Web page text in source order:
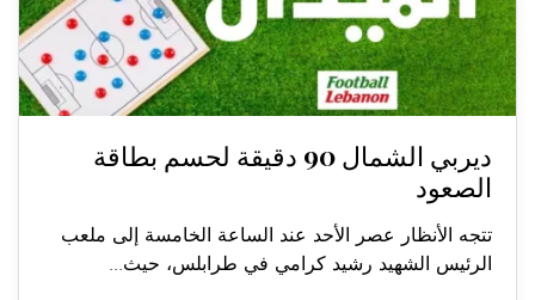
ديربي الشمال 90 دقيقة لحسم بطاقة
الصعود
تتجه الأنظار عصر الأحد عند الساعة الخامسة إلى ملعب
الرئيس الشهيد رشيد كرامي في طرابلس، حيث...